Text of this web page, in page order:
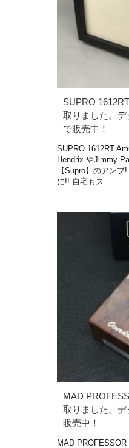
SUPRO
取りました。
で販売中！
SUPRO 1612RT
Hendrix やJimmy
【Supro】のアン
に!! 自宅もス …
MAD
取りました。
販売中！
MAD